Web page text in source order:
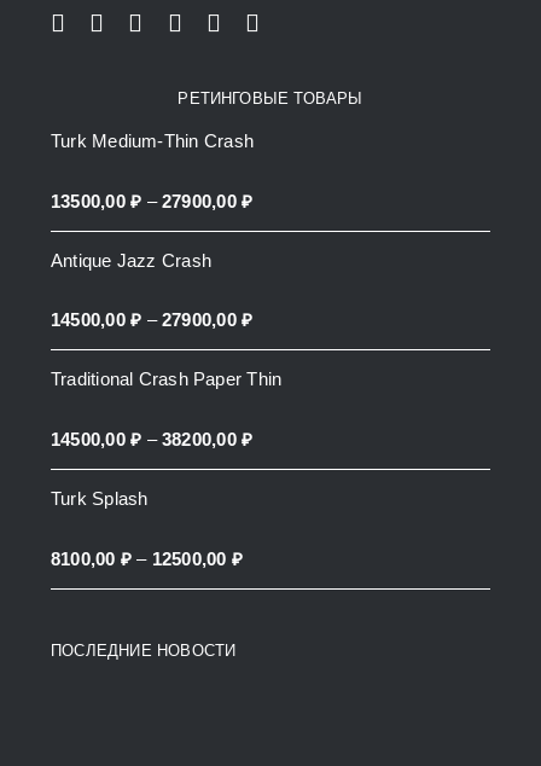
РЕТИНГОВЫЕ ТОВАРЫ
Turk Medium-Thin Crash
13500,00₽ – 27900,00 ₽Price
range:
Antique Jazz Crash
14500,00₽ – 27900,00 ₽Price
range:
14500,00 ₽
Traditional Crash Paper Thin
14500,00₽ – 38200,00 ₽Price
range:
Turk Splash
8100,00 ₽ – 12500,00 ₽Price
range:
ПОСЛЕДНИЕ НОВОСТИ